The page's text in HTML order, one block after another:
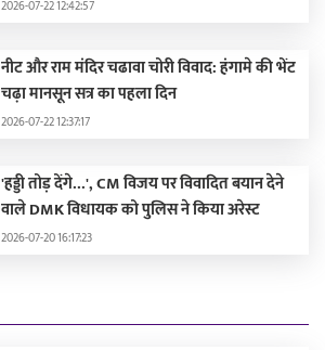
2026-07-22 12:42:57
नीट और राम मंदिर चढावा चोरी विवाद: हंगामे की भेंट
चढ़ा मानसून सत्र का पहला दिन
2026-07-22 12:37:17
'हड्डी तोड़ देंगे...', CM विजय पर विवादित बयान देने
वाले DMK विधायक को पुलिस ने किया अरेस्ट
2026-07-20 16:17:23